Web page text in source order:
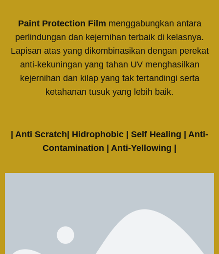
Paint Protection Film menggabungkan antara
perlindungan dan kejernihan terbaik di kelasnya.
Lapisan atas yang dikombinasikan dengan perekat
anti-kekuningan yang tahan UV menghasilkan
kejernihan dan kilap yang tak tertandingi serta
ketahanan tusuk yang lebih baik.
| Anti Scratch| Hidrophobic | Self Healing | Anti-
Contamination | Anti-Yellowing |